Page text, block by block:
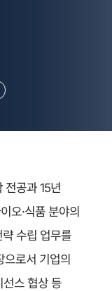
전공과 15년
오·식품 분야의
수립 업무를
로서 기업의
스 협상 등